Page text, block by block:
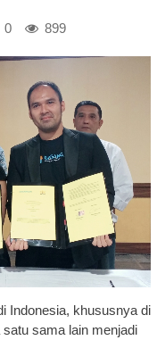
0 899
Indonesia, khususnya di
sama lain menjadi